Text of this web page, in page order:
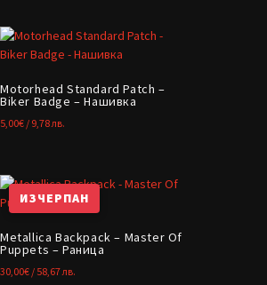
Motorhead Standard Patch –
Biker Badge – Нашивка
5,00€ / 9,78 лв.
ИЗЧЕРПАН
Metallica Backpack – Master Of
Puppets – Раница
30,00€ / 58,67 лв.